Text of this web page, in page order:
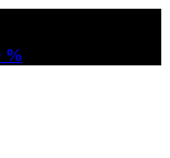
%